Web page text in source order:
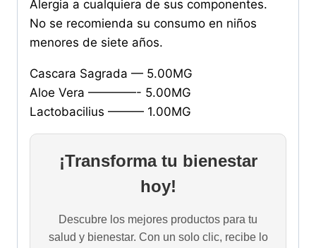
Alergia a cualquiera de sus componentes.
No se recomienda su consumo en niños
menores de siete años.
Cascara Sagrada — 5.00MG
Aloe Vera ————- 5.00MG
Lactobacilius ——— 1.00MG
¡Transforma tu bienestar
hoy!
Descubre los mejores productos para tu
salud y bienestar. Con un solo clic, recibe lo